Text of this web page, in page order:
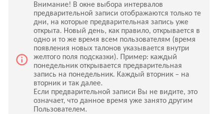
info_outline
Внимание! В окне выбора интервалов
предварительной записи отображаются только те
дни, на которые предварительная запись уже
открыта. Новый день, как правило, открывается в
одно и то же время всем пользователям (время
появления новых талонов указывается внутри
желтого поля подсказки). Пример: каждый
понедельник открывается предварительная
запись на понедельник. Каждый вторник – на
вторник и так далее.
Если предварительной записи Вы не видите, это
означает, что данное время уже занято другим
Пользователем.